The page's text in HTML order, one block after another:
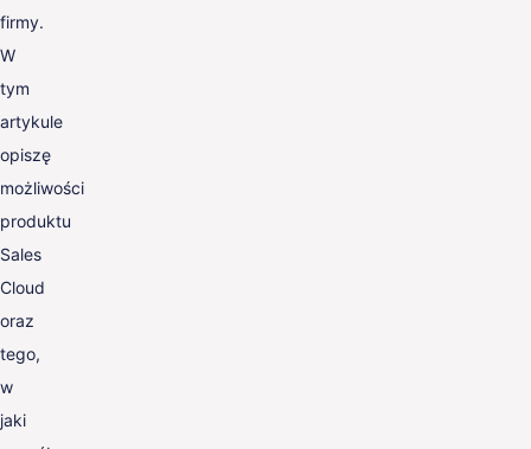
firmy.
W
tym
artykule
opiszę
możliwości
produktu
Sales
Cloud
oraz
tego,
w
jaki